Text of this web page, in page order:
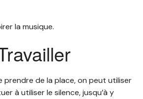
la musique.
prendre de la place, on peut utiliser
à utiliser le silence, jusqu’à y